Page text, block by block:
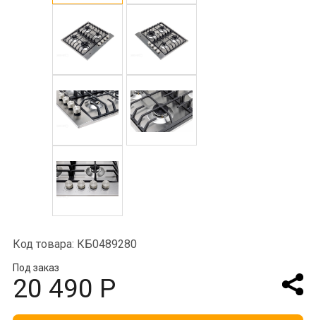
Код товара: КБ0489280
Под заказ
20 490 Р